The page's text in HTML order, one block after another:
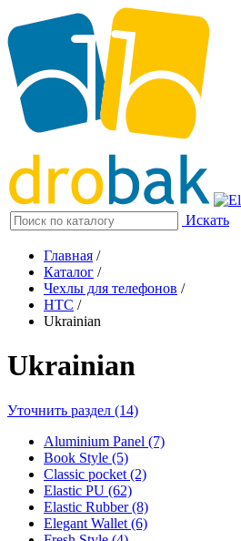
Искать
Главная /
Каталог /
Чехлы для телефонов /
HTC /
Ukrainian
Ukrainian
Уточнить раздел (14)
Aluminium Panel (7)
Book Style (5)
Classic pocket (2)
Elastic PU (62)
Elastic Rubber (8)
Elegant Wallet (6)